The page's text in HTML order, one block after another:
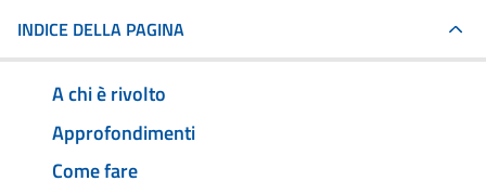
INDICE DELLA PAGINA
A chi è rivolto
Approfondimenti
Come fare